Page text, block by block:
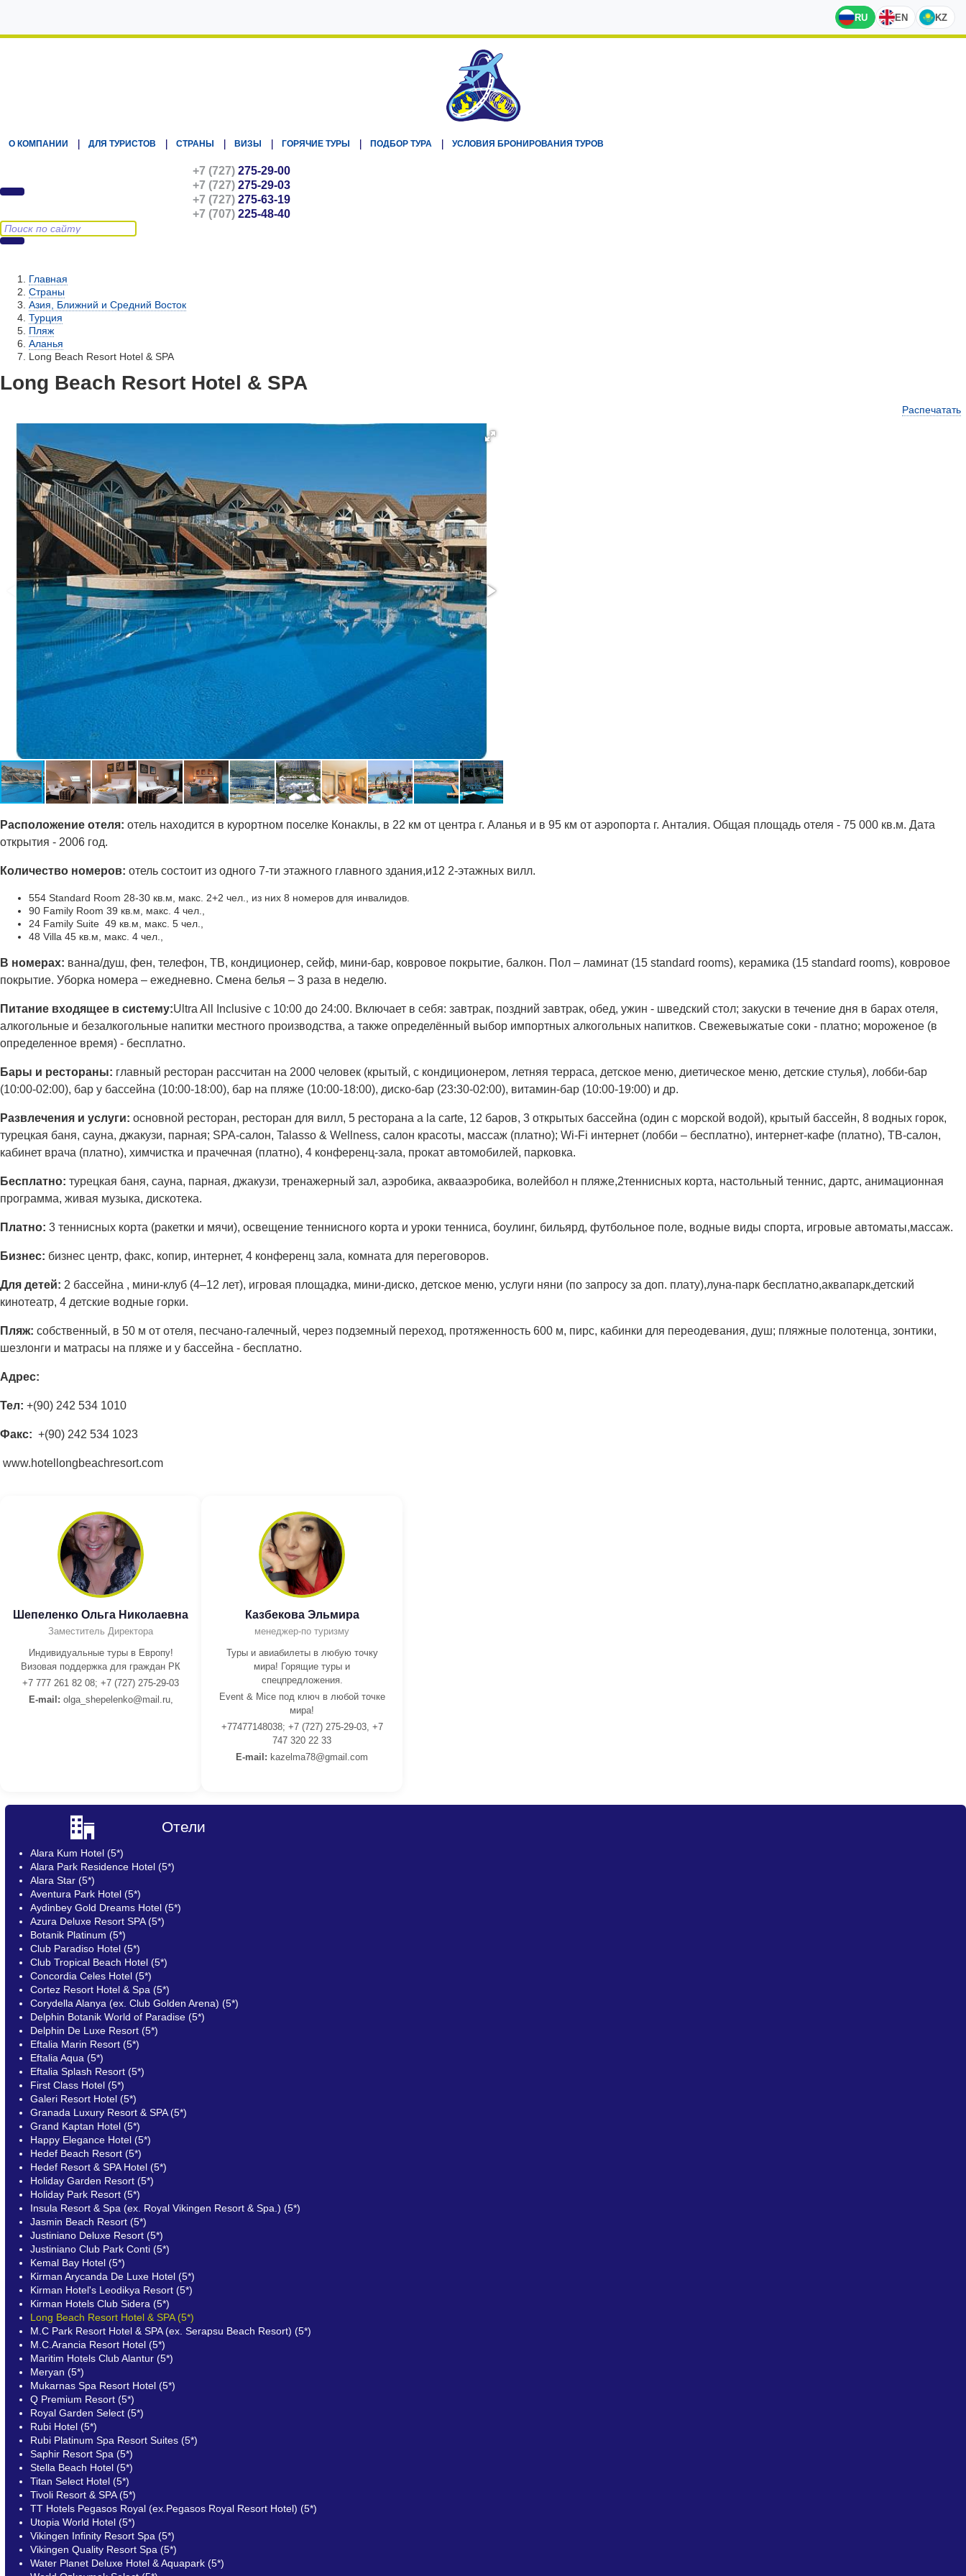
RU EN KZ
О КОМПАНИИ ДЛЯ ТУРИСТОВ СТРАНЫ ВИЗЫ ГОРЯЧИЕ ТУРЫ ПОДБОР ТУРА УСЛОВИЯ БРОНИРОВАНИЯ ТУРОВ
+7 (727) 275-29-00
+7 (727) 275-29-03
+7 (727) 275-63-19
+7 (707) 225-48-40
Главная
Страны
Азия, Ближний и Средний Восток
Турция
Пляж
Аланья
Long Beach Resort Hotel & SPA
Long Beach Resort Hotel & SPA
Распечатать
Расположение отеля: отель находится в курортном поселке Конаклы, в 22 км от центра г. Аланья и в 95 км от аэропорта г. Анталия. Общая площадь отеля - 75 000 кв.м. Дата
открытия - 2006 год.
Количество номеров: отель состоит из одного 7-ти этажного главного здания,и12 2-этажных вилл.
554 Standard Room 28-30 кв.м, макс. 2+2 чел., из них 8 номеров для инвалидов.
90 Family Room 39 кв.м, макс. 4 чел.,
24 Family Suite 49 кв.м, макс. 5 чел.,
48 Villa 45 кв.м, макс. 4 чел.,
В номерах: ванна/душ, фен, телефон, ТВ, кондиционер, сейф, мини-бар, ковровое покрытие, балкон. Пол – ламинат (15 standard rooms), керамика (15 standard rooms), ковровое
покрытие. Уборка номера – ежедневно. Смена белья – 3 раза в неделю.
Питание входящее в систему:Ultra All Inclusive с 10:00 до 24:00. Включает в себя: завтрак, поздний завтрак, обед, ужин - шведский стол; закуски в течение дня в барах отеля,
алкогольные и безалкогольные напитки местного производства, а также определённый выбор импортных алкогольных напитков. Свежевыжатые соки - платно; мороженое (в
определенное время) - бесплатно.
Бары и рестораны: главный ресторан рассчитан на 2000 человек (крытый, с кондиционером, летняя терраса, детское меню, диетическое меню, детские стулья), лобби-бар
(10:00-02:00), бар у бассейна (10:00-18:00), бар на пляже (10:00-18:00), диско-бар (23:30-02:00), витамин-бар (10:00-19:00) и др.
Развлечения и услуги: основной ресторан, ресторан для вилл, 5 ресторана a la carte, 12 баров, 3 открытых бассейна (один с морской водой), крытый бассейн, 8 водных горок,
турецкая баня, сауна, джакузи, парная; SPA-салон, Talasso & Wellness, салон красоты, массаж (платно); Wi-Fi интернет (лобби – бесплатно), интернет-кафе (платно), ТВ-салон,
кабинет врача (платно), химчистка и прачечная (платно), 4 конференц-зала, прокат автомобилей, парковка.
Бесплатно: турецкая баня, сауна, парная, джакузи, тренажерный зал, аэробика, аквааэробика, волейбол н пляже,2теннисных корта, настольный теннис, дартс, анимационная
программа, живая музыка, дискотека.
Платно: 3 теннисных корта (ракетки и мячи), освещение теннисного корта и уроки тенниса, боулинг, бильярд, футбольное поле, водные виды спорта, игровые автоматы,массаж.
Бизнес: бизнес центр, факс, копир, интернет, 4 конференц зала, комната для переговоров.
Для детей: 2 бассейна , мини-клуб (4–12 лет), игровая площадка, мини-диско, детское меню, услуги няни (по запросу за доп. плату),луна-парк бесплатно,аквапарк,детский
кинотеатр, 4 детские водные горки.
Пляж: собственный, в 50 м от отеля, песчано-галечный, через подземный переход, протяженность 600 м, пирс, кабинки для переодевания, душ; пляжные полотенца, зонтики,
шезлонги и матрасы на пляже и у бассейна - бесплатно.
Адрес:
Тел: +(90) 242 534 1010
Факс: +(90) 242 534 1023
www.hotellongbeachresort.com
Шепеленко Ольга Николаевна
Заместитель Директора
Индивидуальные туры в Европу!
Визовая поддержка для граждан РК
+7 777 261 82 08; +7 (727) 275-29-03
E-mail: olga_shepelenko@mail.ru,
Казбекова Эльмира
менеджер-по туризму
Туры и авиабилеты в любую точку
мира! Горящие туры и
спецпредложения.
Event & Mice под ключ в любой точке
мира!
+77477148038; +7 (727) 275-29-03, +7
747 320 22 33
E-mail: kazelma78@gmail.com
Отели
Alara Kum Hotel (5*)
Alara Park Residence Hotel (5*)
Alara Star (5*)
Aventura Park Hotel (5*)
Aydinbey Gold Dreams Hotel (5*)
Azura Deluxe Resort SPA (5*)
Botanik Platinum (5*)
Club Paradiso Hotel (5*)
Club Tropical Beach Hotel (5*)
Concordia Celes Hotel (5*)
Cortez Resort Hotel & Spa (5*)
Corydella Alanya (ex. Club Golden Arena) (5*)
Delphin Botanik World of Paradise (5*)
Delphin De Luxe Resort (5*)
Eftalia Marin Resort (5*)
Eftalia Aqua (5*)
Eftalia Splash Resort (5*)
First Class Hotel (5*)
Galeri Resort Hotel (5*)
Granada Luxury Resort & SPA (5*)
Grand Kaptan Hotel (5*)
Happy Elegance Hotel (5*)
Hedef Beach Resort (5*)
Hedef Resort & SPA Hotel (5*)
Holiday Garden Resort (5*)
Holiday Park Resort (5*)
Insula Resort & Spa (ex. Royal Vikingen Resort & Spa.) (5*)
Jasmin Beach Resort (5*)
Justiniano Deluxe Resort (5*)
Justiniano Club Park Conti (5*)
Kemal Bay Hotel (5*)
Kirman Arycanda De Luxe Hotel (5*)
Kirman Hotel's Leodikya Resort (5*)
Kirman Hotels Club Sidera (5*)
Long Beach Resort Hotel & SPA (5*)
M.C Park Resort Hotel & SPA (ex. Serapsu Beach Resort) (5*)
M.C.Arancia Resort Hotel (5*)
Maritim Hotels Club Alantur (5*)
Meryan (5*)
Mukarnas Spa Resort Hotel (5*)
Q Premium Resort (5*)
Royal Garden Select (5*)
Rubi Hotel (5*)
Rubi Platinum Spa Resort Suites (5*)
Saphir Resort Spa (5*)
Stella Beach Hotel (5*)
Titan Select Hotel (5*)
Tivoli Resort & SPA (5*)
TT Hotels Pegasos Royal (ex.Pegasos Royal Resort Hotel) (5*)
Utopia World Hotel (5*)
Vikingen Infinity Resort Spa (5*)
Vikingen Quality Resort Spa (5*)
Water Planet Deluxe Hotel & Aquapark (5*)